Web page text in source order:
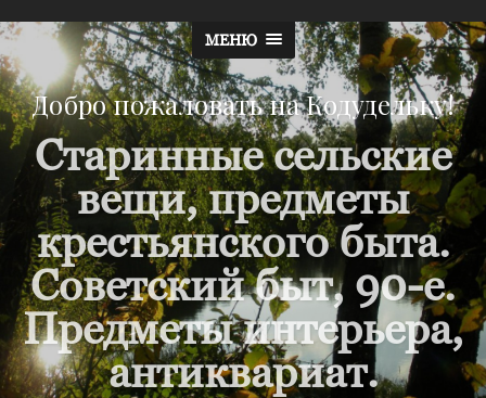
МЕНЮ
Добро пожаловать на Кодудельку!
Старинные сельские
вещи, предметы
крестьянского быта.
Советский быт, 90-е.
Предметы интерьера,
антиквариат.